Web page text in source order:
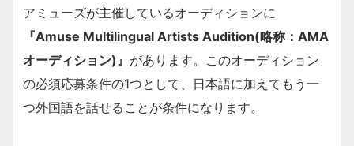
アミューズが主催しているオーディションに
『Amuse Multilingual Artists Audition(略称：AMA
オーディション)』 があります。このオーディション
の必須応募条件の1つとして、日本語に加えてもう一
つ外国語を話せることが条件になります。